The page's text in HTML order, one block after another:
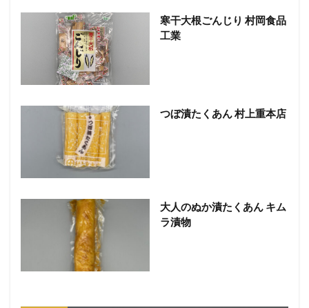
寒干大根ごんじり 村岡食品
工業
つぼ漬たくあん 村上重本店
大人のぬか漬たくあん キム
ラ漬物